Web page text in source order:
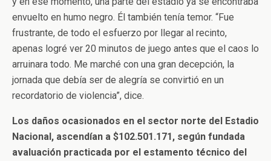
envuelto en humo negro. Él también tenía temor. “Fue
frustrante, de todo el esfuerzo por llegar al recinto,
apenas logré ver 20 minutos de juego antes que el caos lo
arruinara todo. Me marché con una gran decepción, la
jornada que debía ser de alegría se convirtió en un
recordatorio de violencia”, dice.
Los daños ocasionados en el sector norte del Estadio
Nacional, ascendían a $102.501.171, según fundada
avaluación practicada por el estamento técnico del